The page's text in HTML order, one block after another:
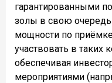
гарантированными
золы в свою
мощности по
участвовать в таких
обеспечивая
мероприятиями